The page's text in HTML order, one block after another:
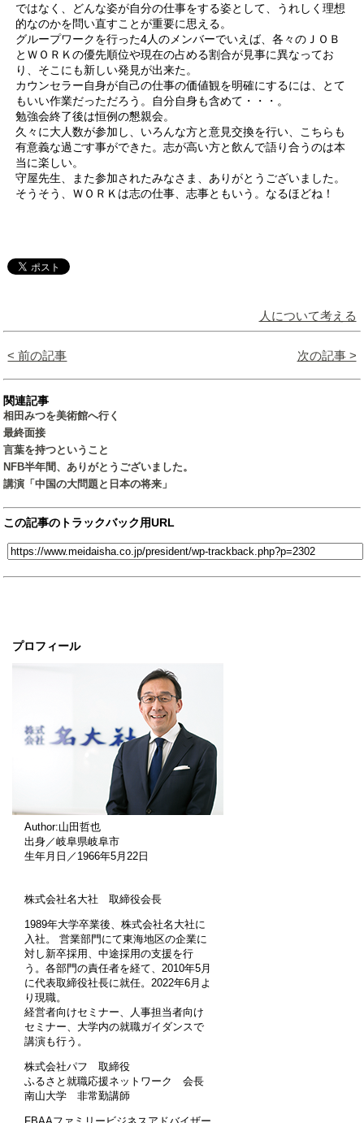
プロフィール
Author:山田哲也
出身／岐阜県岐阜市
生年月日／1966年5月22日
株式会社名大社 取締役会長
1989年大学卒業後、株式会社名大社に
入社。 営業部門にて東海地区の企業に
対し新卒採用、中途採用の支援を行
う。各部門の責任者を経て、2010年5月
に代表取締役社長に就任。2022年6月よ
り現職。
経営者向けセミナー、人事担当者向け
セミナー、大学内の就職ガイダンスで
講演も行う。
株式会社パフ 取締役
ふるさと就職応援ネットワーク 会長
南山大学 非常勤講師
ではなく、どんな姿が自分の仕事をする姿として、うれしく理想
的なのかを問い直すことが重要に思える。
グループワークを行った4人のメンバーでいえば、各々のＪＯＢ
とＷＯＲＫの優先順位や現在の占める割合が見事に異なってお
り、そこにも新しい発見が出来た。
カウンセラー自身が自己の仕事の価値観を明確にするには、とて
もいい作業だっただろう。自分自身も含めて・・・。
勉強会終了後は恒例の懇親会。
久々に大人数が参加し、いろんな方と意見交換を行い、こちらも
有意義な過ごす事ができた。志が高い方と飲んで語り合うのは本
当に楽しい。
守屋先生、また参加されたみなさま、ありがとうございました。
そうそう、ＷＯＲＫは志の仕事、志事ともいう。なるほどね！
人について考える
< 前の記事 次の記事 >
関連記事
相田みつを美術館へ行く
最終面接
言葉を持つということ
NFB半年間、ありがとうございました。
講演「中国の大問題と日本の将来」
この記事のトラックバック用URL